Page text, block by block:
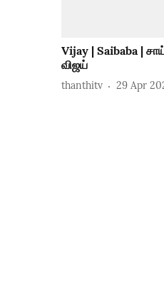
Vijay | Saibaba |
விஜய்
thanthitv 29 Apr